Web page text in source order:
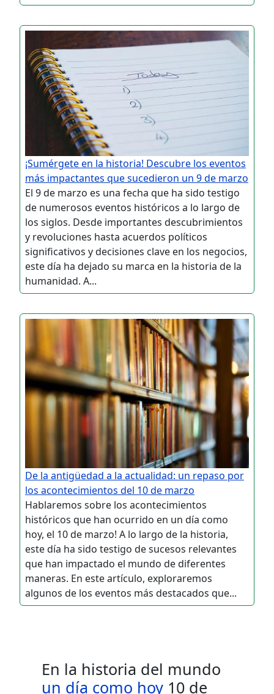
¡Sumérgete en la historia! Descubre los eventos
más impactantes que sucedieron un 9 de marzo
El 9 de marzo es una fecha que ha sido testigo
de numerosos eventos históricos a lo largo de
los siglos. Desde importantes descubrimientos
y revoluciones hasta acuerdos políticos
significativos y decisiones clave en los negocios,
este día ha dejado su marca en la historia de la
humanidad. A...
De la antigüedad a la actualidad: un repaso por
los acontecimientos del 10 de marzo
Hablaremos sobre los acontecimientos
históricos que han ocurrido en un día como
hoy, el 10 de marzo! A lo largo de la historia,
este día ha sido testigo de sucesos relevantes
que han impactado el mundo de diferentes
maneras. En este artículo, exploraremos
algunos de los eventos más destacados que...
En la historia del mundo
un día como hoy 10 de